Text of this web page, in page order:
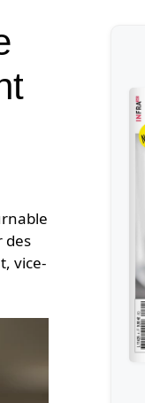
des
vice-